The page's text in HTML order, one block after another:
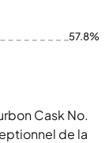
57.8%
Cask No.
de la